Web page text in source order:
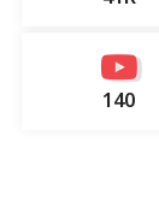
140